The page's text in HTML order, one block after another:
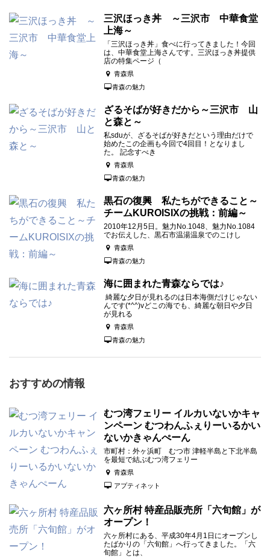
三沢ほっき丼 ～三沢市 中華食堂
上海～
「三沢ほっき丼」食べに行ってきました！今回
は、中華食堂上海さんです。三沢ほっき丼提供
店の特集ページ（
青森県
青森の魅力
ざるそばが好きだから～三沢市 山
と森と～
私sduが、ざるそばが好きだという理由だけで
始めたこの企画も今回で4回目！となりまし
た。 記念すべき
青森県
青森の魅力
黒石の復興 私たちができること～
チームKUROISIXの挑戦：前編～
2010年12月5日。魅力No.1048、魅力No.1084
でお伝えした、黒石市温湯温泉でのこけし
青森県
青森の魅力
海に囲まれた青森ならでは♪
綺麗な夕日が見れるのは日本海側だけじゃない
んです(*^^)vどこの海でも、綺麗な朝日や夕日
が見れる
青森県
青森の魅力
おすすめの情報
むつ湾フェリー イルカいないかキャ
ンペーン むつわんふぇりーいるかい
ないかきゃんぺーん
市町村：外ヶ浜町 むつ市 津軽半島と下北半島
を最短で結ぶむつ湾フェリー
青森県
アプティネット
六ヶ所村 特産品販売所「六旬館」が
オープン！
六ヶ所村にある、平成30年4月1日にオープンし
たばかりの「六旬館」へ行ってきました。「六
旬館」とは、